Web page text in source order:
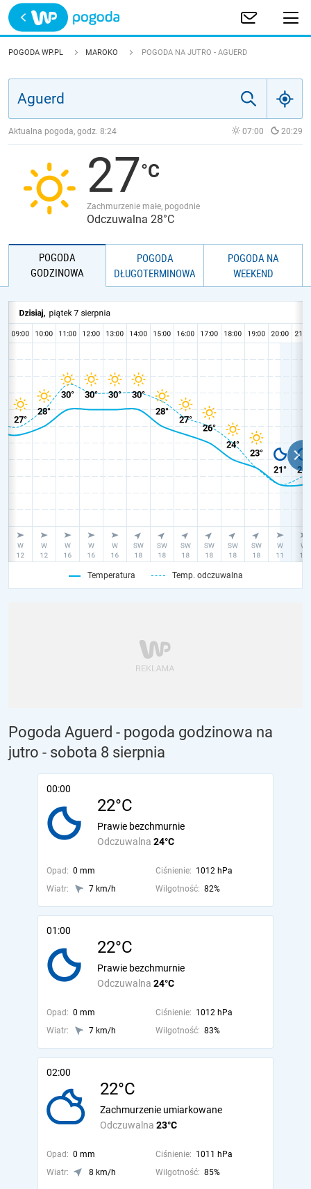
Trwa ładowanie
POLSKA
JAKOŚĆ POWIETRZA
POGODA WP.PL MAROKO POGODA NA JUTRO - AGUERD
Aktualna pogoda, godz. 8:24 07:00 20:29
27
Zachmurzenie małe, pogodnie
Odczuwalna 28°C
POGODA
GODZINOWA
POGODA
DŁUGOTERMINOWA
POGODA NA
WEEKEND
Temperatura Temp. odczuwalna
Pogoda Aguerd - pogoda godzinowa na
jutro - sobota 8 sierpnia
00:00
22°C
Odczuwalna 24°C
Prawie bezchmurnie
Opad: 0 mm Ciśnienie: 1012 hPa
Wiatr:
7 km/h Wilgotność: 82%
01:00
22°C
Odczuwalna 24°C
Prawie bezchmurnie
Opad: 0 mm Ciśnienie: 1012 hPa
Wiatr:
7 km/h Wilgotność: 83%
02:00
22°C
Odczuwalna 23°C
Zachmurzenie umiarkowane
Opad: 0 mm Ciśnienie: 1011 hPa
Wiatr:
8 km/h Wilgotność: 85%